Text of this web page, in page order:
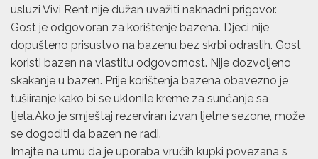
usluzi Vivi Rent nije dužan uvažiti naknadni prigovor.
Gost je odgovoran za korištenje bazena. Djeci nije
dopušteno prisustvo na bazenu bez skrbi odraslih. Gost
koristi bazen na vlastitu odgovornost. Nije dozvoljeno
skakanje u bazen. Prije korištenja bazena obavezno je
tušiiranje kako bi se uklonile kreme za sunčanje sa
tjela.Ako je smještaj rezerviran izvan ljetne sezone, može
se dogoditi da bazen ne radi.
Imajte na umu da je uporaba vrućih kupki povezana s